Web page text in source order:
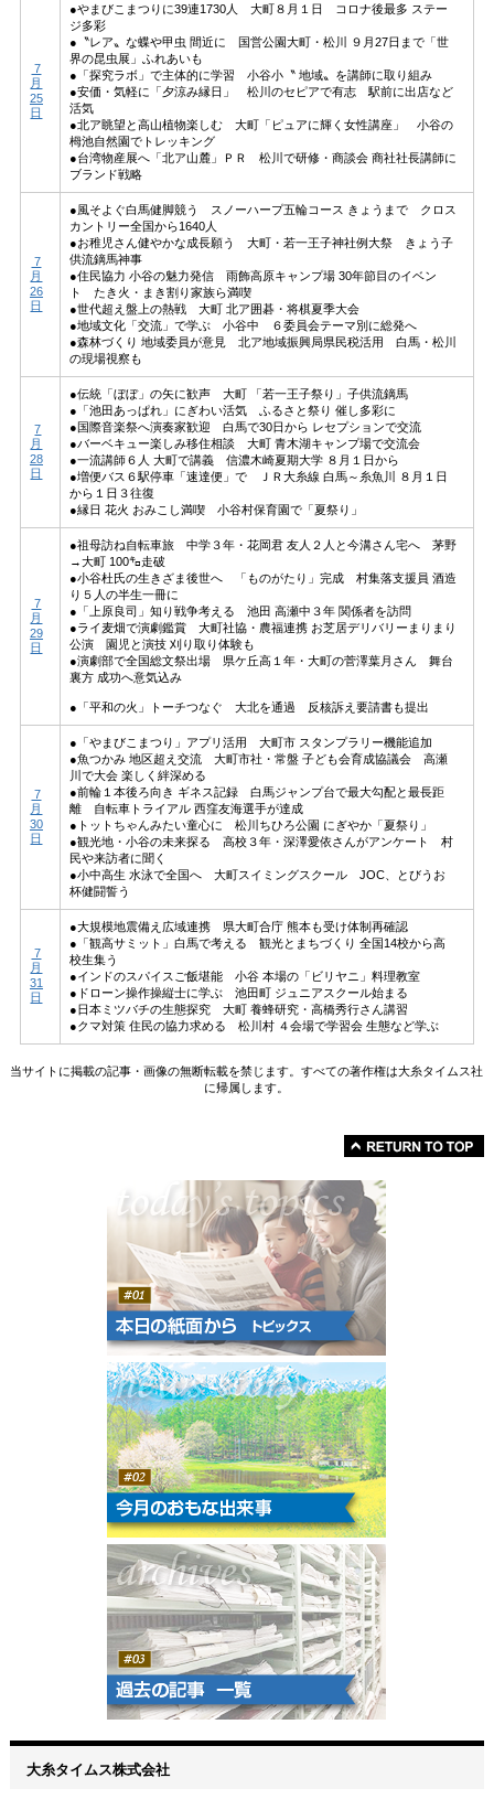
7
月
25
日
●やまびこまつりに39連1730人 大町８月１日 コロナ後最多 ステー
ジ多彩
●〝レア〟な蝶や甲虫 間近に 国営公園大町・松川 ９月27日まで「世
界の昆虫展」ふれあいも
●「探究ラボ」で主体的に学習 小谷小〝 地域〟を講師に取り組み
●安価・気軽に「夕涼み縁日」 松川のセピアで有志 駅前に出店など
活気
●北ア眺望と高山植物楽しむ 大町「ピュアに輝く女性講座」 小谷の
栂池自然園でトレッキング
●台湾物産展へ「北ア山麓」ＰＲ 松川で研修・商談会 商社社長講師に
ブランド戦略
7
月
26
日
●風そよぐ白馬健脚競う スノーハープ五輪コース きょうまで クロス
カントリー全国から1640人
●お稚児さん健やかな成長願う 大町・若一王子神社例大祭 きょう子
供流鏑馬神事
●住民協力 小谷の魅力発信 雨飾高原キャンプ場 30年節目のイベン
ト たき火・まき割り家族ら満喫
●世代超え盤上の熱戦 大町 北ア囲碁・将棋夏季大会
●地域文化「交流」で学ぶ 小谷中 ６委員会テーマ別に総発へ
●森林づくり 地域委員が意見 北ア地域振興局県民税活用 白馬・松川
の現場視察も
7
月
28
日
●伝統「ぼぼ」の矢に歓声 大町 「若一王子祭り」子供流鏑馬
●「池田あっぱれ」にぎわい活気 ふるさと祭り 催し多彩に
●国際音楽祭へ演奏家歓迎 白馬で30日から レセプションで交流
●バーベキュー楽しみ移住相談 大町 青木湖キャンプ場で交流会
●一流講師６人 大町で講義 信濃木崎夏期大学 ８月１日から
●増便バス６駅停車「速達便」で ＪＲ大糸線 白馬～糸魚川 ８月１日
から１日３往復
●縁日 花火 おみこし満喫 小谷村保育園で「夏祭り」
7
月
29
日
●祖母訪ね自転車旅 中学３年・花岡君 友人２人と今溝さん宅へ 茅野
→大町 100㌔走破
●小谷杜氏の生きざま後世へ 「ものがたり」完成 村集落支援員 酒造
り５人の半生一冊に
●「上原良司」知り戦争考える 池田 高瀬中３年 関係者を訪問
●ライ麦畑で演劇鑑賞 大町社協・農福連携 お芝居デリバリーまりまり
公演 園児と演技 刈り取り体験も
●演劇部で全国総文祭出場 県ケ丘高１年・大町の菅澤葉月さん 舞台
裏方 成功へ意気込み
●「平和の火」トーチつなぐ 大北を通過 反核訴え要請書も提出
7
月
30
日
●「やまびこまつり」アプリ活用 大町市 スタンプラリー機能追加
●魚つかみ 地区超え交流 大町市社・常盤 子ども会育成協議会 高瀬
川で大会 楽しく絆深める
●前輪１本後ろ向き ギネス記録 白馬ジャンプ台で最大勾配と最長距
離 自転車トライアル 西窪友海選手が達成
●トットちゃんみたい童心に 松川ちひろ公園 にぎやか「夏祭り」
●観光地・小谷の未来探る 高校３年・深澤愛依さんがアンケート 村
民や来訪者に聞く
●小中高生 水泳で全国へ 大町スイミングスクール JOC、とびうお
杯健闘誓う
7
月
31
日
●大規模地震備え広域連携 県大町合庁 熊本も受け体制再確認
●「観高サミット」白馬で考える 観光とまちづくり 全国14校から高
校生集う
●インドのスパイスご飯堪能 小谷 本場の「ビリヤニ」料理教室
●ドローン操作操縦士に学ぶ 池田町 ジュニアスクール始まる
●日本ミツバチの生態探究 大町 養蜂研究・高橋秀行さん講習
●クマ対策 住民の協力求める 松川村 ４会場で学習会 生態など学ぶ
当サイトに掲載の記事・画像の無断転載を禁じます。すべての著作権は大糸タイムス社
に帰属します。
大糸タイムス株式会社